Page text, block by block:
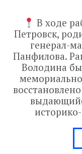
В ходе
Петровск,
генерал-
Панфилова.
Володина